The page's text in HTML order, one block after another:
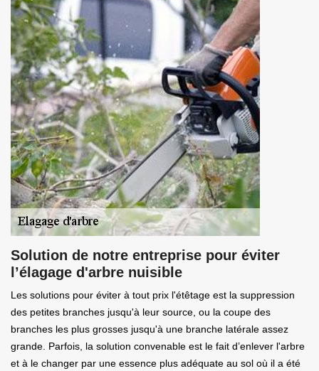
Solution de notre entreprise pour éviter
l’élagage d'arbre nuisible
Les solutions pour éviter à tout prix l'étêtage est la suppression
des petites branches jusqu'à leur source, ou la coupe des
branches les plus grosses jusqu'à une branche latérale assez
grande. Parfois, la solution convenable est le fait d’enlever l'arbre
et à le changer par une essence plus adéquate au sol où il a été